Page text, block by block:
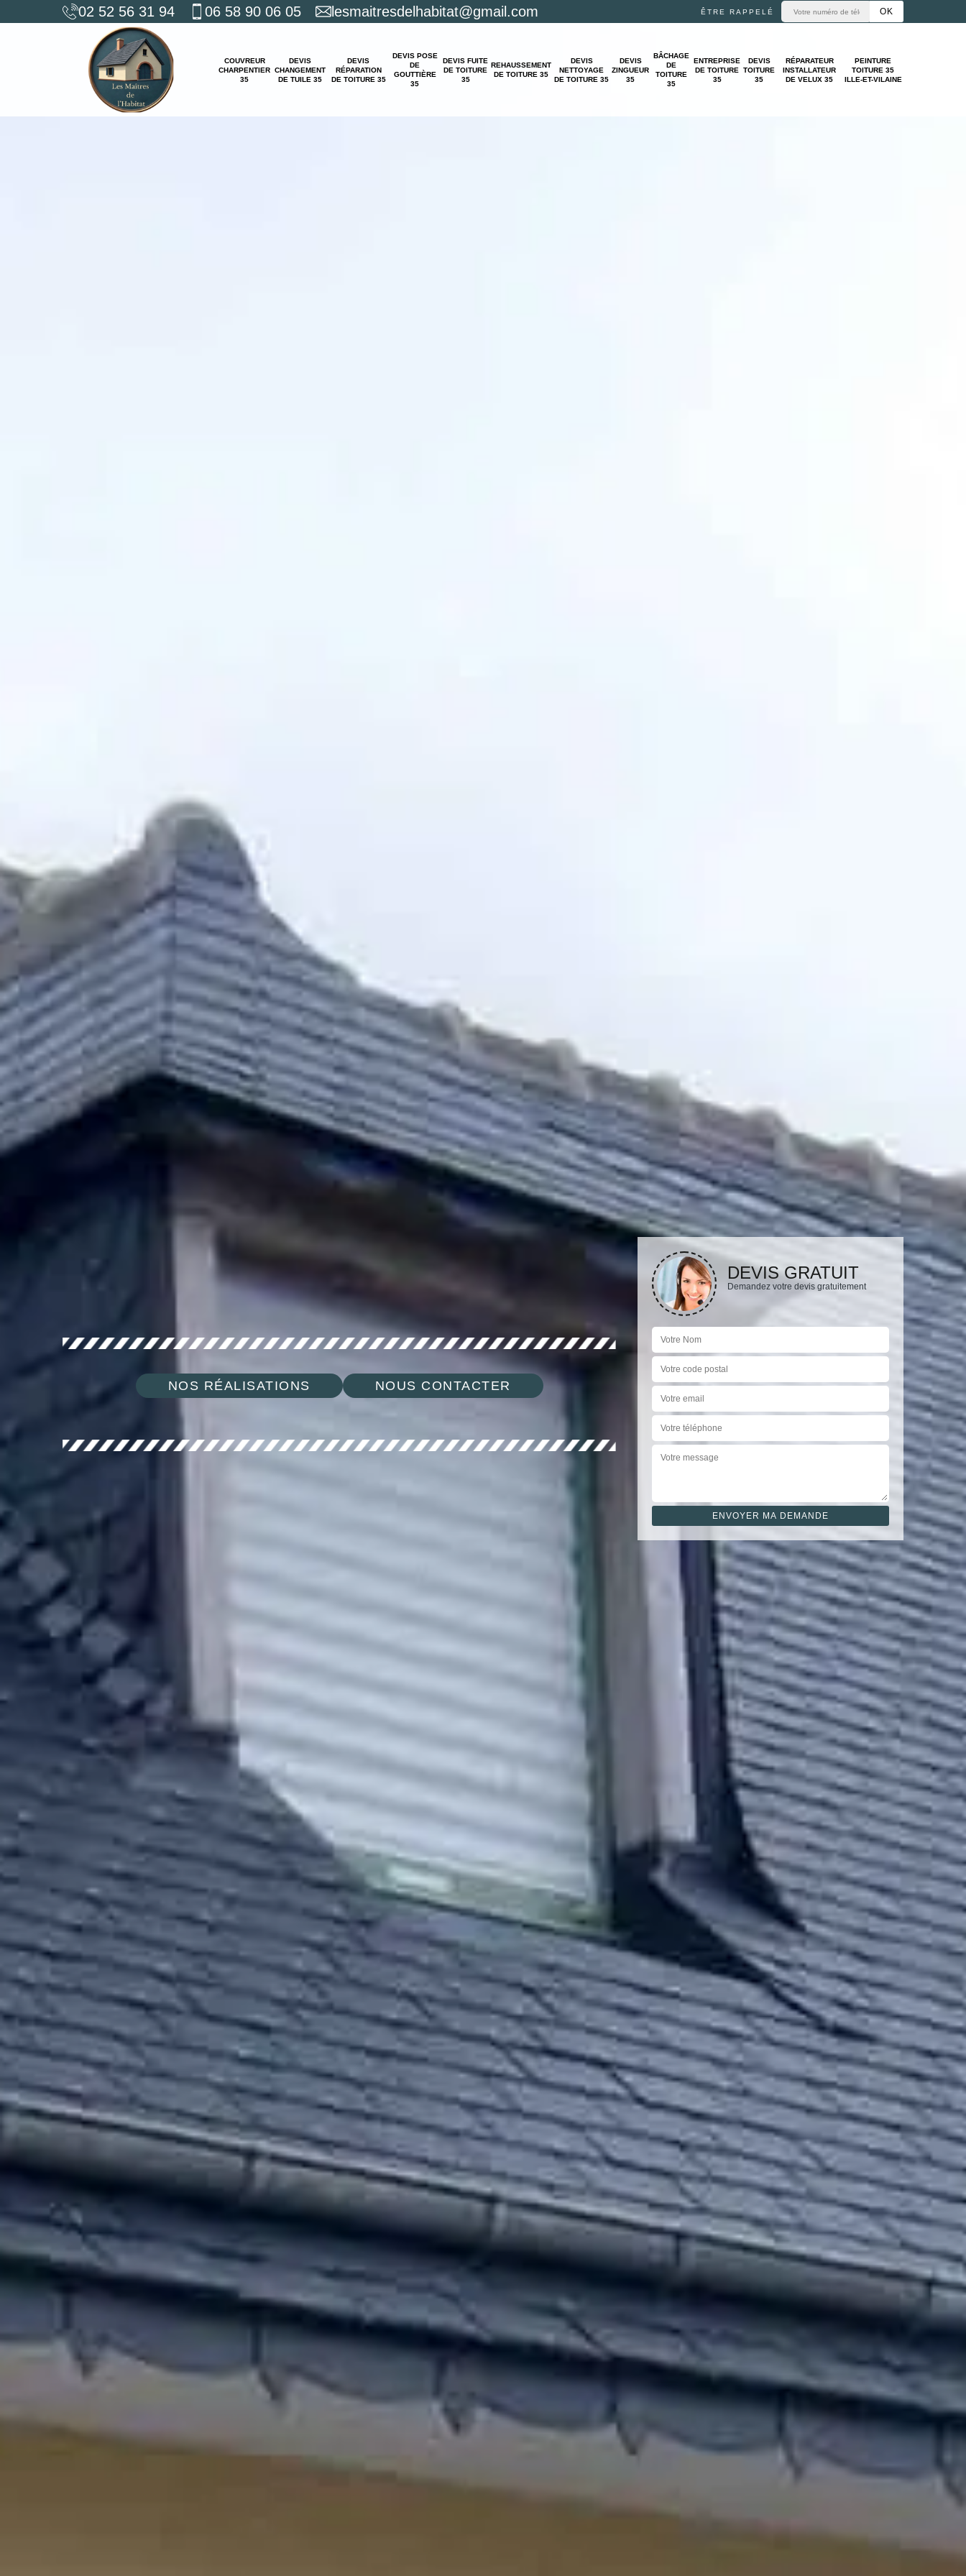
02 52 56 31 94 06 58 90 06 05 lesmaitresdelhabitat@gmail.com ÊTRE RAPPELÉ
COUVREUR
CHARPENTIER
35
DEVIS
CHANGEMENT
DE TUILE 35
DEVIS
RÉPARATION
DE TOITURE 35
DEVIS POSE
DE
GOUTTIÈRE
35
DEVIS FUITE
DE TOITURE
35
REHAUSSEMENT
DE TOITURE 35
DEVIS
NETTOYAGE
DE TOITURE 35
DEVIS
ZINGUEUR
35
BÂCHAGE
DE
TOITURE
35
ENTREPRISE
DE TOITURE
35
DEVIS
TOITURE
35
RÉPARATEUR
INSTALLATEUR
DE VELUX 35
PEINTURE
TOITURE 35
ILLE-ET-VILAINE
NOS RÉALISATIONS NOUS CONTACTER
DEVIS GRATUIT
Demandez votre devis gratuitement